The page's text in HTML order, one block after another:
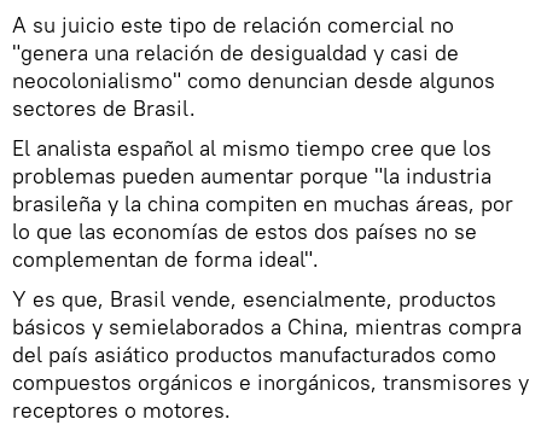
A su juicio este tipo de relación comercial no
"genera una relación de desigualdad y casi de
neocolonialismo" como denuncian desde algunos
sectores de Brasil.
El analista español al mismo tiempo cree que los
problemas pueden aumentar porque "la industria
brasileña y la china compiten en muchas áreas, por
lo que las economías de estos dos países no se
complementan de forma ideal".
Y es que, Brasil vende, esencialmente, productos
básicos y semielaborados a China, mientras compra
del país asiático productos manufacturados como
compuestos orgánicos e inorgánicos, transmisores y
receptores o motores.